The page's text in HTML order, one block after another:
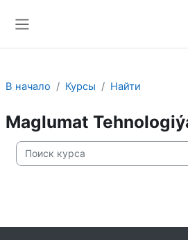
В начало Курсы Найти
Maglumat
Поиск курса